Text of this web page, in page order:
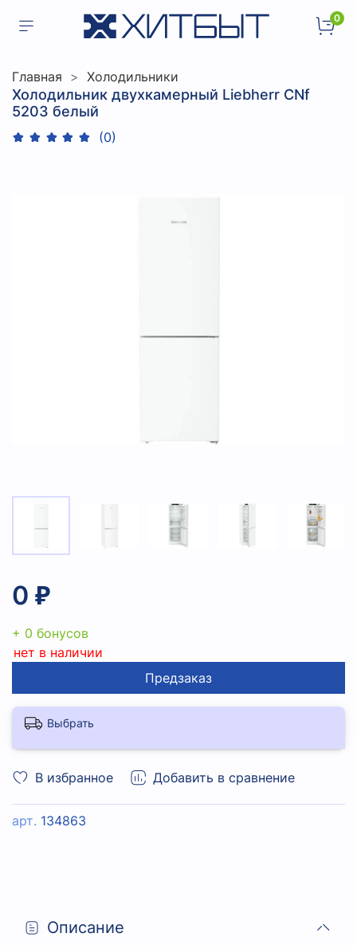
0
Главная Холодильники
Холодильник двухкамерный Liebherr CNf
5203 белый
(0)
В избранное Добавить в сравнение
арт. 134863
0 ₽
+ 0 бонусов
нет в наличии
Предзаказ
Выбрать
Описание